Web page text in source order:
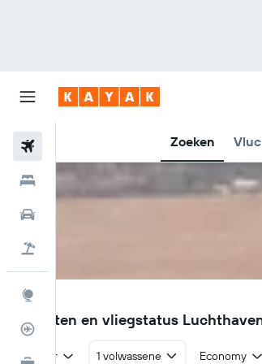
Zoeken
Vluchtstatus info
ULH
Vluchten en vliegstatus
Retour 1 volwassene Economy